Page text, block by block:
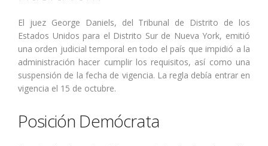
El juez George Daniels, del Tribunal de Distrito de los
Estados Unidos para el Distrito Sur de Nueva York, emitió
una orden judicial temporal en todo el país que impidió a la
administración hacer cumplir los requisitos, así como una
suspensión de la fecha de vigencia. La regla debía entrar en
vigencia el 15 de octubre.
Posición Demócrata